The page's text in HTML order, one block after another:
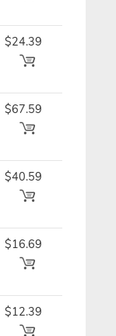
$24.39
$67.59
$40.59
$16.69
$12.39